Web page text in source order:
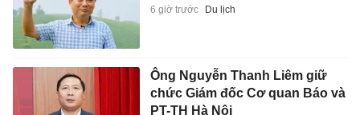
6 giờ trước Du lịch
Ông Nguyễn Thanh Liêm giữ
chức Giám đốc Cơ quan Báo và
PT-TH Hà Nội